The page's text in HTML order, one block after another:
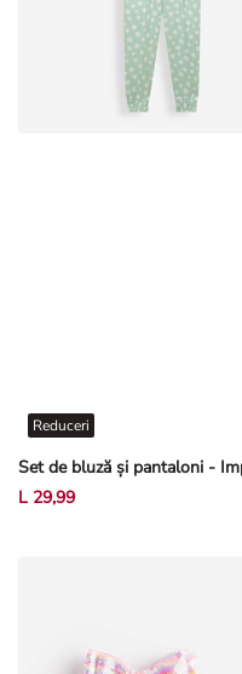
Reduceri
L 29,99